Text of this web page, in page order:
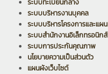
ระบบทะเบียนกลาง
ระบบบริหารงานบุคคล
ระบบบริหารโครงการและแผน
ระบบสำนักงานอิเล็กทรอนิกส์
ระบบการประกันคุณภาพ
นโยบายความเป็นส่วนตัว
แผนผังเว็บไซต์